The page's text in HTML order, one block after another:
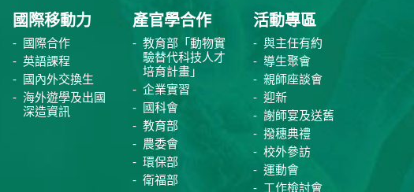
國際移動力
國際合作
英語課程
國內外交換生
海外遊學及出國
深造資訊
產官學合作
教育部「動物實
驗替代科技人才
培育計畫」
企業實習
國科會
教育部
農委會
環保部
衛福部
活動專區
與主任有約
導生聚會
親師座談會
迎新
謝師宴及送舊
撥穗典禮
校外參訪
運動會
工作檢討會